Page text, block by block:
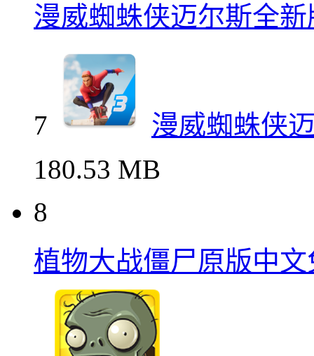
漫威蜘蛛侠迈尔斯全
7
漫威蜘蛛侠
180.53 MB
8
植物大战僵尸原版中